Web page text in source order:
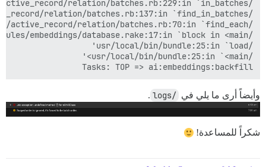
Tasks: TOP => ai:embeddings:backfill
وأيضاً أرى ما يلي في /logs
.
شكراً للمساعدة!